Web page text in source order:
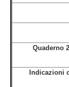
Quaderno
Indicazioni